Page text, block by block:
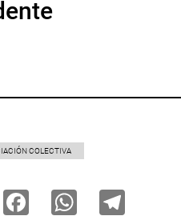
COLECTIVA
FacebookWhatsApp